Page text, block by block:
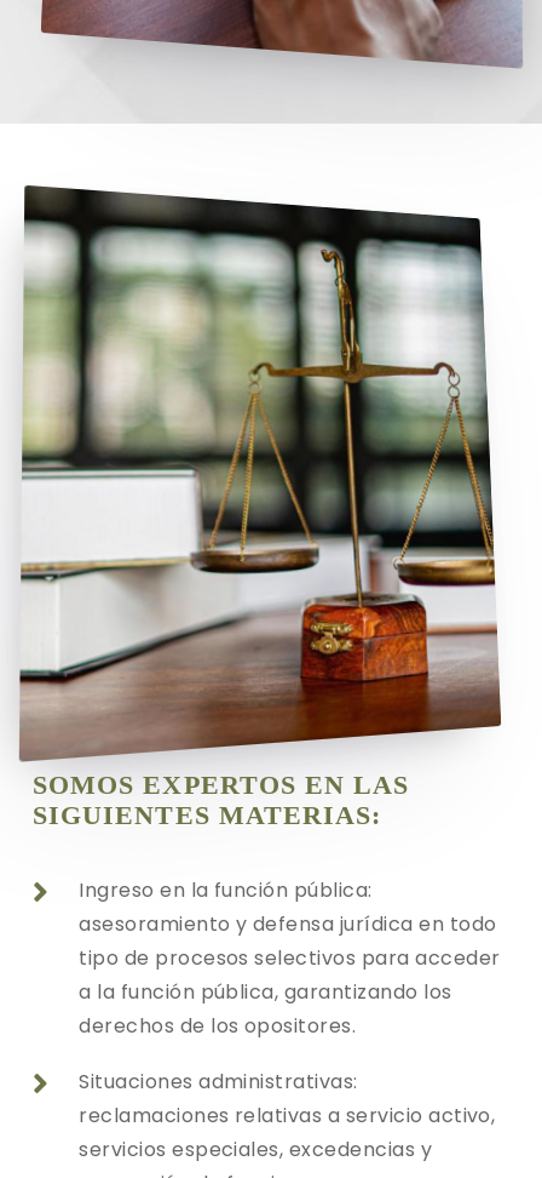
SOMOS EXPERTOS EN LAS
SIGUIENTES MATERIAS:

Ingreso en la función pública:
asesoramiento y defensa jurídica en todo
tipo de procesos selectivos para acceder
a la función pública, garantizando los
derechos de los opositores.

Situaciones administrativas:
reclamaciones relativas a servicio activo,
servicios especiales, excedencias y